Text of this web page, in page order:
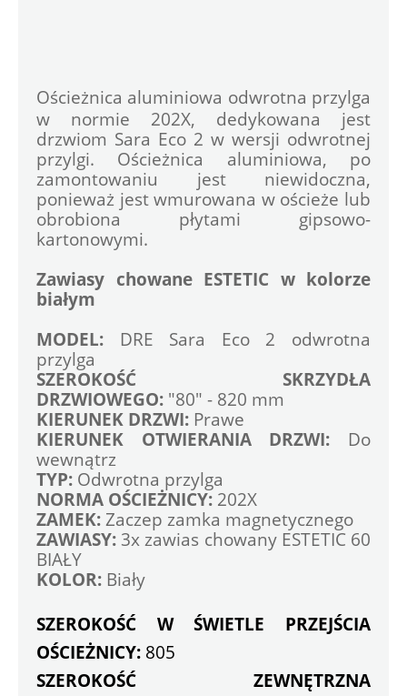
Ościeżnica aluminiowa odwrotna przylga
w normie 202X, dedykowana jest
drzwiom Sara Eco 2 w wersji odwrotnej
przylgi. Ościeżnica aluminiowa, po
zamontowaniu jest niewidoczna,
ponieważ jest wmurowana w ościeże lub
obrobiona płytami gipsowo-
kartonowymi.
Zawiasy chowane ESTETIC w kolorze
białym
MODEL: DRE Sara Eco 2 odwrotna
przylga
SZEROKOŚĆ SKRZYDŁA
DRZWIOWEGO: "80" - 820 mm
KIERUNEK DRZWI: Prawe
KIERUNEK OTWIERANIA DRZWI: Do
wewnątrz
TYP: Odwrotna przylga
NORMA OŚCIEŻNICY: 202X
ZAMEK: Zaczep zamka magnetycznego
ZAWIASY: 3x zawias chowany ESTETIC 60
BIAŁY
KOLOR: Biały
SZEROKOŚĆ W ŚWIETLE PRZEJŚCIA
OŚCIEŻNICY: 805
SZEROKOŚĆ ZEWNĘTRZNA